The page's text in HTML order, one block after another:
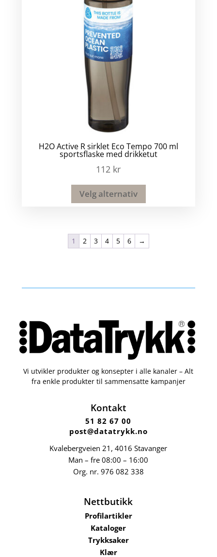
H2O Active R sirklet Eco Tempo 700 ml
sportsflaske med drikketut
112 kr
Velg alternativ
1 2 3 4 5 6 →
Vi utvikler produkter og konsepter i alle kanaler – Alt
fra enkle produkter til sammensatte kampanjer
Kontakt
51 82 67 00
post@datatrykk.no
Kvalebergveien 21 , 4016 Stavanger
Man – fre 08:00 – 16:00
Org. nr. 976 082 338
Nettbutikk
Profilartikler
Kataloger
Trykksaker
Klær